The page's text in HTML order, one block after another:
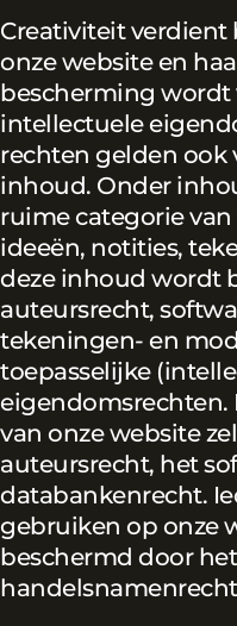
Creativiteit verdient
onze website en
bescherming wordt
intellectuele
rechten gelden ook
inhoud. Onder
ruime categorie van
ideeën, notities,
deze inhoud wordt
auteursrecht,
tekeningen- en
toepasselijke
eigendomsrechten.
van onze website
auteursrecht, het
databankenrecht.
gebruiken op onze
beschermd door